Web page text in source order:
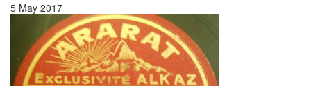
5 May 2017